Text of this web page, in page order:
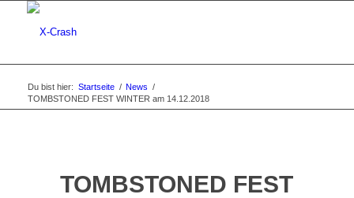
Du bist hier: Startseite / News /
TOMBSTONED FEST WINTER am 14.12.2018
TOMBSTONED FEST